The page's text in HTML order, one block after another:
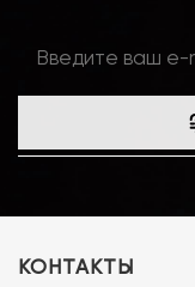
КОНТАКТЫ